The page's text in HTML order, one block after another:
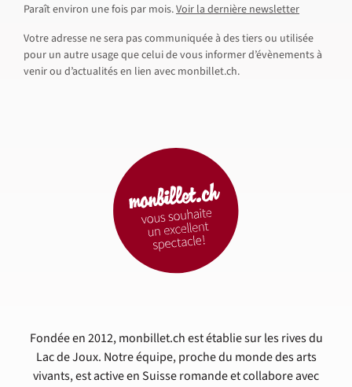
Fondée en 2012, monbillet.ch est établie sur les rives du
Lac de Joux. Notre équipe, proche du monde des arts
vivants, est active en Suisse romande et collabore avec
Paraît environ une fois par mois.Voir la dernière newsletter
Votre adresse ne sera pas communiquée à des tiers ou utilisée
pour un autre usage que celui de vous informer d’évènements à
venir ou d’actualités en lien avec monbillet.ch.